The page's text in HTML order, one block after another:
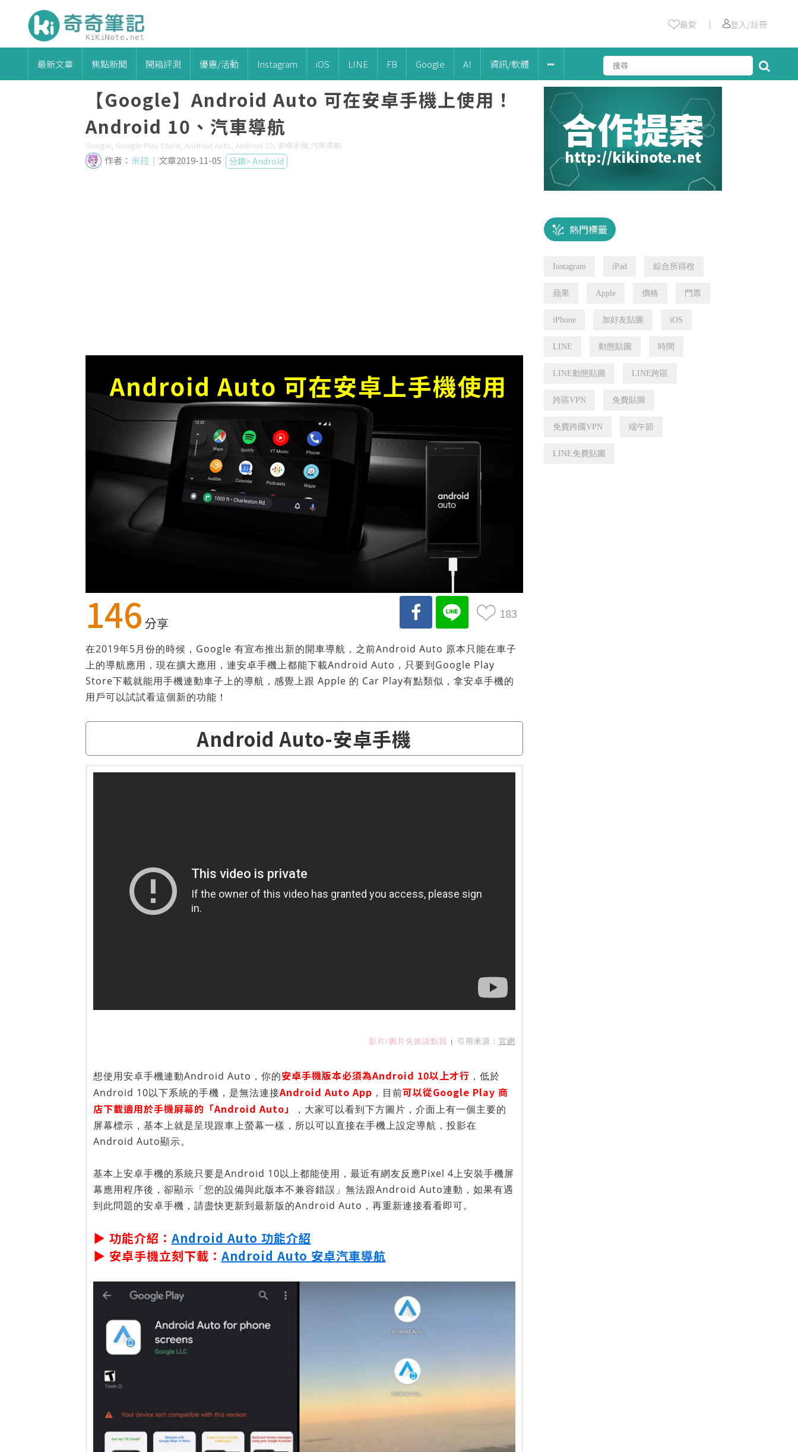
最愛 ｜ 登入/註冊
最新文章 焦點新聞 開箱評測 優惠/活動 Instagram iOS LINE FB Google AI 資訊/軟體
合作提案
http://kikinote.net
熱門標籤
Instagram iPad 綜合所得稅
蘋果 Apple 價格 門票
iPhone 加好友貼圖 iOS
LINE 動態貼圖 時間
LINE動態貼圖 LINE跨區
跨區VPN 免費貼圖
免費跨國VPN 端午節
LINE免費貼圖
【Google】Android Auto 可在安卓手機上使用！
Android 10、汽車導航
Google, Google Play Store, Android Auto, Android 10, 安卓手機,汽車導航
作者： 米拉 | 文章2019-11-05 分類>Android
146 分享
183
在2019年5月份的時候，Google 有宣布推出新的開車導航，之前Android Auto 原本只能在車子
上的導航應用，現在擴大應用，連安卓手機上都能下載Android Auto，只要到Google Play
Store下載就能用手機連動車子上的導航，感覺上跟 Apple 的 Car Play有點類似，拿安卓手機的
用戶可以試試看這個新的功能！
Android Auto-安卓手機
影片/圖片失效請點我 | 引用來源： 官網
想使用安卓手機連動Android Auto，你的安卓手機版本必須為Android 10以上才行 ，低於
Android 10以下系統的手機，是無法連接Android Auto App ，目前可以從Google Play 商
店下載適用於手機屏幕的「Android Auto」
，大家可以看到下方圖片，介面上有一個主要的
屏幕標示，基本上就是呈現跟車上螢幕一樣，所以可以直接在手機上設定導航，投影在
Android Auto顯示。
基本上安卓手機的系統只要是Android 10以上都能使用，最近有網友反應Pixel 4上安裝手機屏
幕應用程序後，卻顯示「您的設備與此版本不兼容錯誤」無法跟Android Auto連動，如果有遇
到此問題的安卓手機，請盡快更新到最新版的Android Auto，再重新連接看看即可。
▶ 功能介紹： Android Auto 功能介紹
▶ 安卓手機立刻下載： Android Auto 安卓汽車導航